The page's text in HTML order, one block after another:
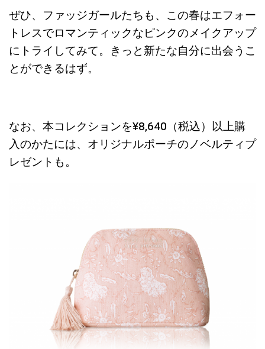
ぜひ、ファッジガールたちも、この春はエフォー
トレスでロマンティックなピンクのメイクアップ
にトライしてみて。きっと新たな自分に出会うこ
とができるはず。
なお、本コレクションを¥8,640 （税込）以上購
入のかたには、オリジナルポーチのノベルティプ
レゼントも。